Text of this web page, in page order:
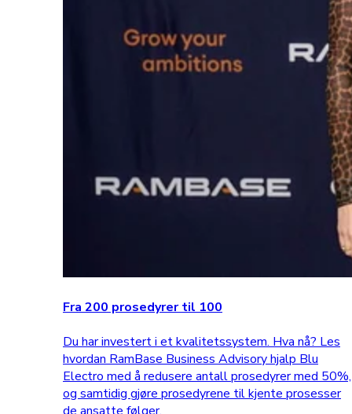
Fra 200 prosedyrer til 100
Du har investert i et kvalitetssystem. Hva nå? Les
hvordan RamBase Business Advisory hjalp Blu
Electro med å redusere antall prosedyrer med 50%,
og samtidig gjøre prosedyrene til kjente prosesser
de ansatte følger.